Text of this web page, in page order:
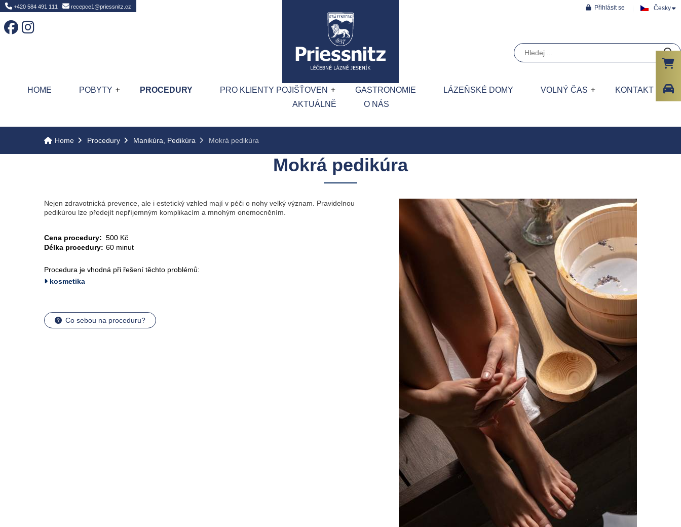
Home
Česky
Přihlásit se
+420 584 491 111 recepce1@priessnitz.cz
HOME POBYTY PROCEDURY PRO KLIENTY POJIŠŤOVEN GASTRONOMIE LÁZEŇSKÉ DOMY VOLNÝ ČAS
KONTAKT
AKTUÁLNĚ
O NÁS
Home Procedury Manikúra, Pedikúra Mokrá pedikúra
Mokrá pedikúra
Nejen zdravotnická prevence, ale i estetický vzhled mají v péči o nohy velký význam. Pravidelnou
pedikúrou lze předejít nepříjemným komplikacím a mnohým onemocněním.
Cena procedury: 500 Kč
Délka procedury: 60 minut
Procedura je vhodná při řešení těchto problémů:
kosmetika
Co sebou na proceduru?